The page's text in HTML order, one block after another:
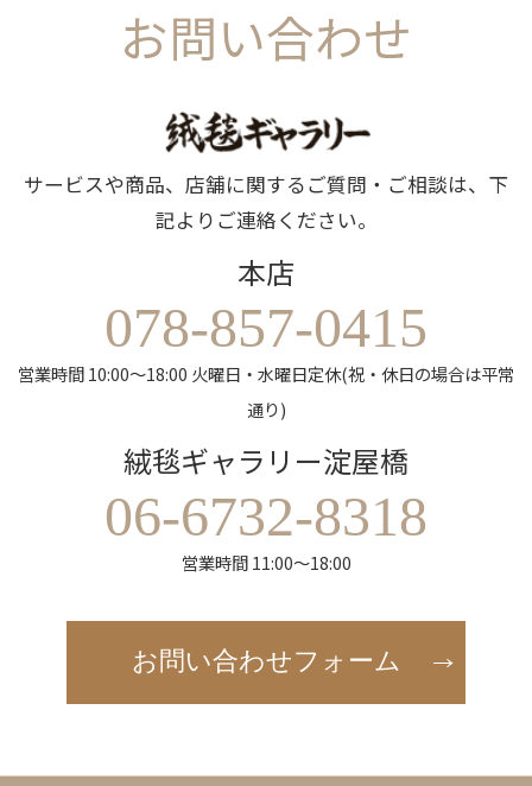
お問い合わせ
サービスや商品、店舗に関するご質問・ご相談は、下
記よりご連絡ください。
本店
078-857-0415
営業時間 10:00～18:00 火曜日・水曜日定休(祝・休日の場合は平常
通り)
絨毯ギャラリー淀屋橋
06-6732-8318
営業時間 11:00～18:00
お問い合わせフォーム